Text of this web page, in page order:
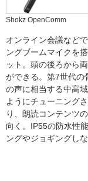
Shokz OpenComm
オンライン会議など
ングブームマイクを
ット。頭の後ろから
ができる。第7世代の
の声に相当する中高
ようにチューニング
り、朗読コンテンツ
向く。IP55の防水性
ングやジョギングし